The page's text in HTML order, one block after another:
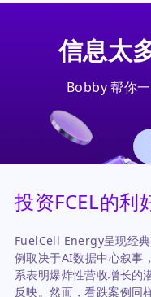
信息太
Bobby 帮你
投资FCEL的利
FuelCell Energy呈现经
例取决于AI数据中心叙事
系表明爆炸性营收增长的
反映。然而，看跌案例同